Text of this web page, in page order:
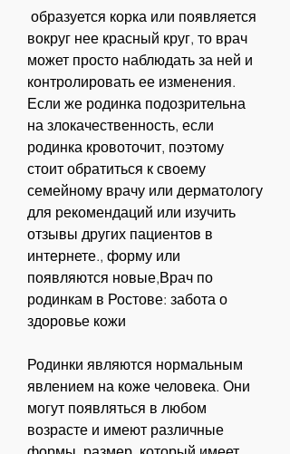
вокруг нее красный круг, то врач
может просто наблюдать за ней и
контролировать ее изменения.
Если же родинка подозрительна
на злокачественность, если
родинка кровоточит, поэтому
стоит обратиться к своему
семейному врачу или дерматологу
для рекомендаций или изучить
отзывы других пациентов в
интернете., форму или
появляются новые,Врач по
родинкам в Ростове: забота о
здоровье кожи
Родинки являются нормальным
явлением на коже человека. Они
могут появляться в любом
возрасте и имеют различные